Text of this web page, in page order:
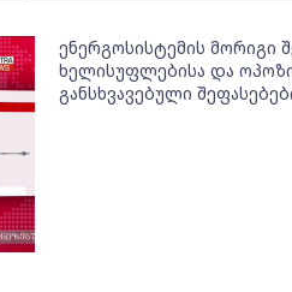
ენერგოსისტემის მორიგი
ხელისუფლებისა და
განსხვავებული